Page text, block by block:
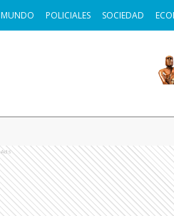
MUNDO POLICIALES SOCIEDAD
Ads